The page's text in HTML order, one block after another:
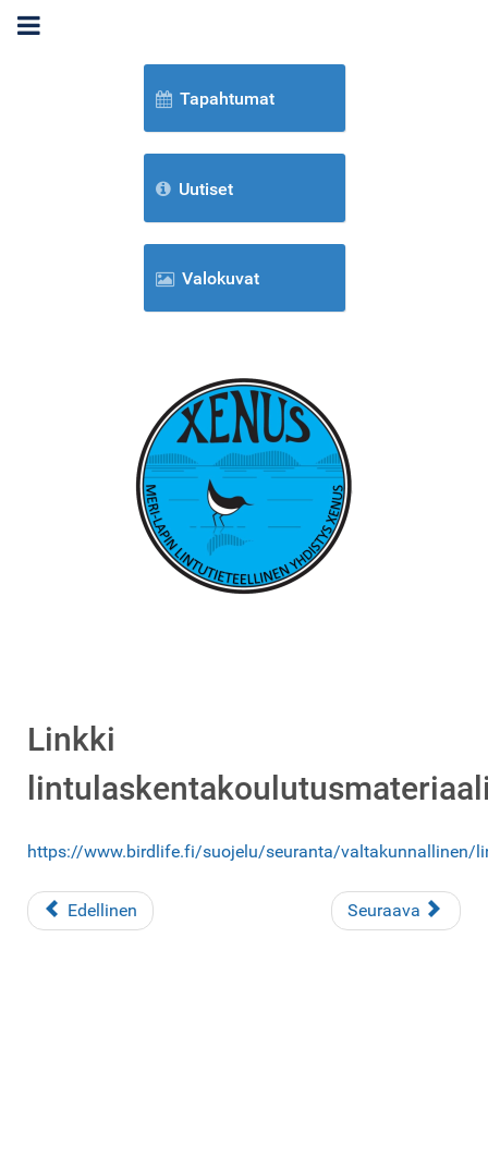
Tapahtumat
Uutiset
Valokuvat
Linkki
https://www.birdlife.fi/suojelu/seuranta/valtakunnallinen/
Edellinen Seuraava